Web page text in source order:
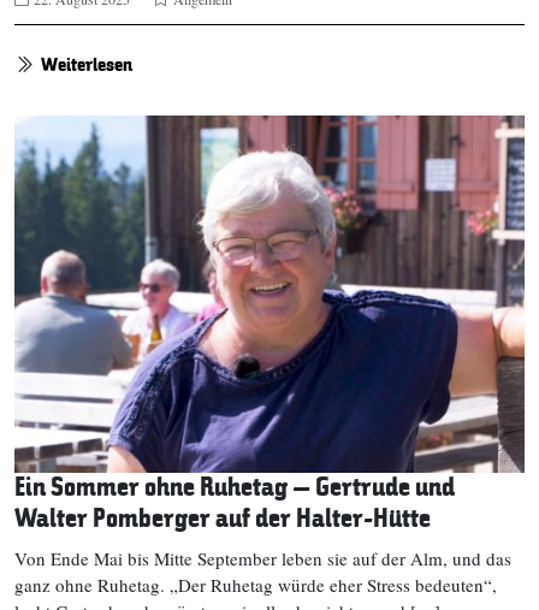
Weiterlesen
Ein Sommer ohne Ruhetag – Gertrude und
Walter Pomberger auf der Halter-Hütte
Von Ende Mai bis Mitte September leben sie auf der Alm, und das
ganz ohne Ruhetag. „Der Ruhetag würde eher Stress bedeuten“,